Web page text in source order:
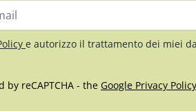
e autorizzo il trattamento dei miei
reCAPTCHA - the Google Privacy Policy